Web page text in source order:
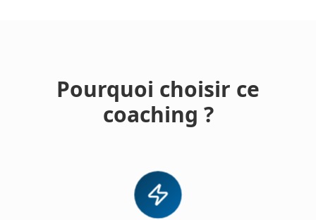
Pourquoi choisir ce
coaching ?